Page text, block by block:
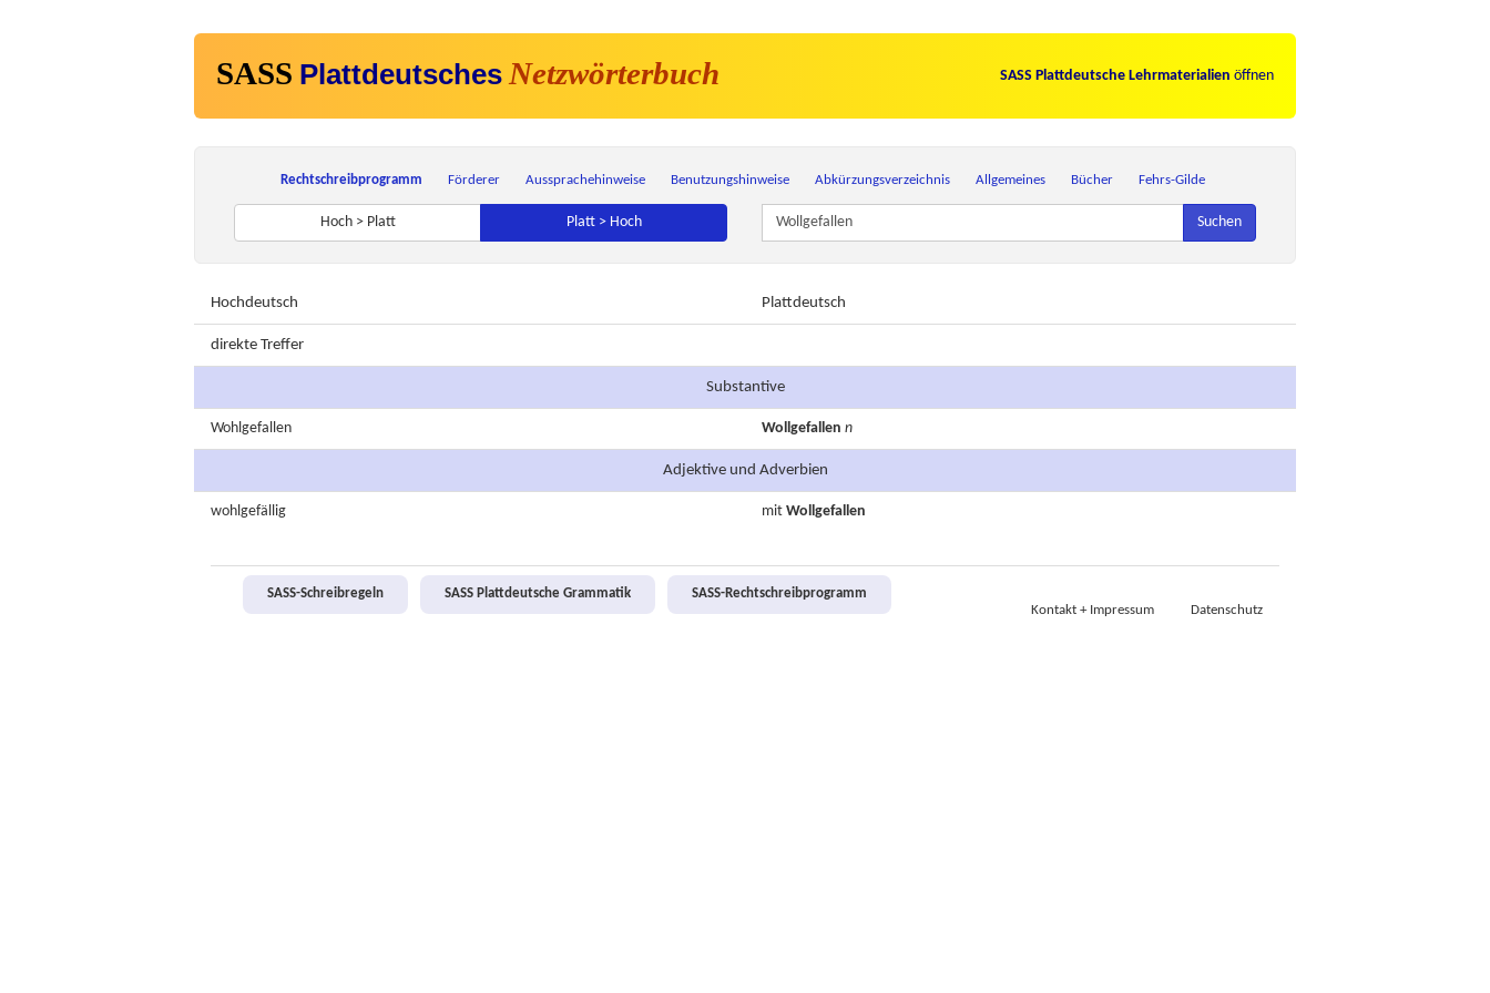
SASS Plattdeutsches Netzwörterbuch SASS Plattdeutsche Lehrmaterialien öffnen
Rechtschreibprogramm Förderer Aussprachehinweise Benutzungshinweise Abkürzungsverzeichnis Allgemeines Bücher Fehrs-Gilde
Hoch > Platt Platt > Hoch Suchen
Hochdeutsch Plattdeutsch
direkte Treffer
Substantive
Wohlgefallen Wollgefallen n
Adjektive und Adverbien
wohlgefällig mit Wollgefallen
SASS-Schreibregeln SASS Plattdeutsche Grammatik
SASS-Rechtschreibprogramm
Kontakt + Impressum
Datenschutz